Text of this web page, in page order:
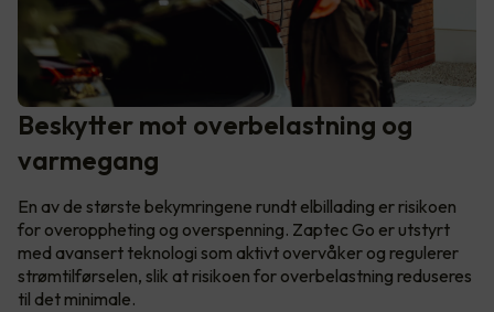
Beskytter mot overbelastning og
varmegang
En av de største bekymringene rundt elbillading er risikoen
for overoppheting og overspenning. Zaptec Go er utstyrt
med avansert teknologi som aktivt overvåker og regulerer
strømtilførselen, slik at risikoen for overbelastning reduseres
til det minimale.